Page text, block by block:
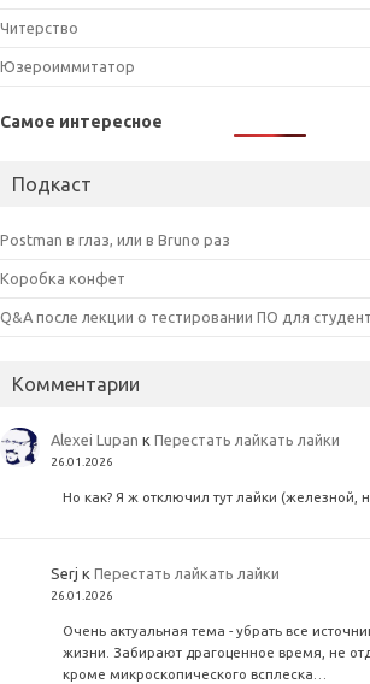
Читерство
Юзероиммитатор
Самое интересное
Подкаст
Postman в глаз, или в Bruno раз
Коробка конфет
Q&A после лекции о тестировании ПО для
Комментарии
Alexei Lupan кПерестать лайкать лайки
26.01.2026
Но как? Я ж отключил тут лайки (железной,
Serj кПерестать лайкать лайки
26.01.2026
Очень актуальная тема - убрать все
жизни. Забирают драгоценное время, не
кроме микроскопического всплеска…